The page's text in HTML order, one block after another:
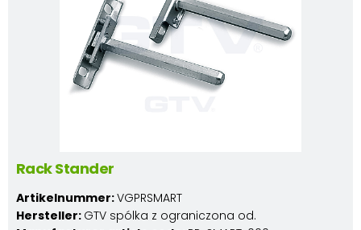
Rack Stander
Artikelnummer:VGPRSMART
Hersteller: GTV spólka z ograniczona od.